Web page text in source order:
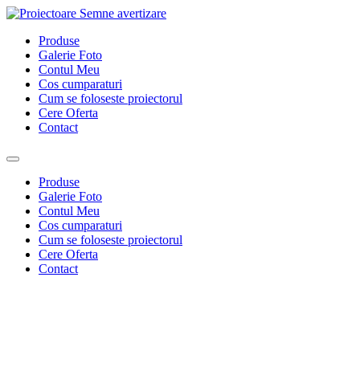
Sari
conținutProduse
Galerie Foto
Contul Meu
Cos cumparaturi
Cum se foloseste proiectorul
Cere Oferta
Contact
Produse
Galerie Foto
Contul Meu
Cos cumparaturi
Cum se foloseste proiectorul
Cere Oferta
Contact